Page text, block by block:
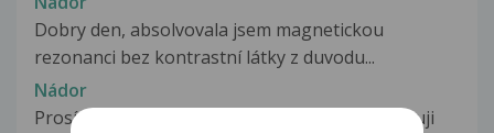
Dobry den, absolvovala jsem magnetickou
rezonanci bez kontrastní látky z duvodu...
Nádor
Prosím o informaci co je Chaplinův nádor. Děkuji